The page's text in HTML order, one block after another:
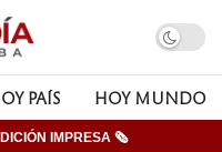
PAÍS HOY MUNDO
IMPRESA 🗞